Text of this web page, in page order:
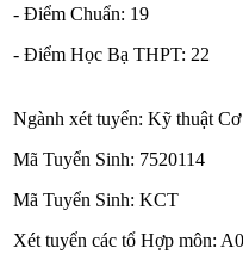
- Điểm Chuẩn: 19
- Điểm Học Bạ THPT: 22
Ngành xét tuyển: Kỹ thuật
Mã Tuyển Sinh: 7520114
Mã Tuyển Sinh: KCT
Xét tuyển các tổ Hợp môn: